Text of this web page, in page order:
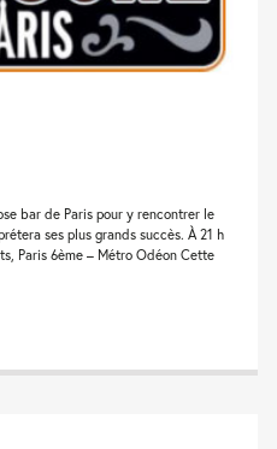
bar de Paris pour y rencontrer le
ses plus grands succès. À 21 h
Paris 6ème – Métro Odéon Cette